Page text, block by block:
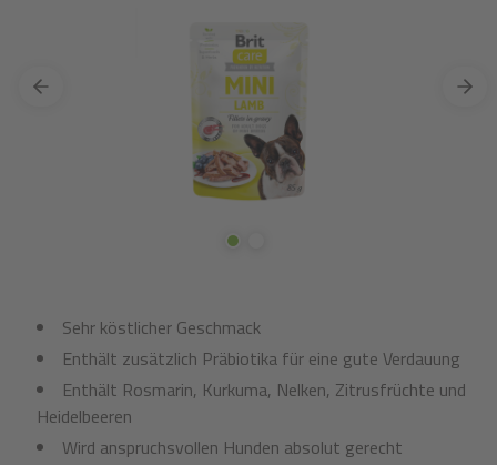
Sehr köstlicher Geschmack
Enthält zusätzlich Präbiotika für eine gute Verdauung
Enthält Rosmarin, Kurkuma, Nelken, Zitrusfrüchte und
Heidelbeeren
Wird anspruchsvollen Hunden absolut gerecht